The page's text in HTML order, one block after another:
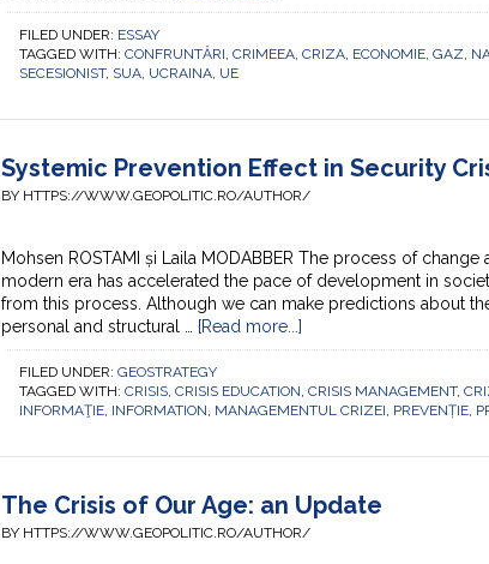
FILED UNDER: ESSAY
TAGGED WITH: CONFRUNTĂRI, CRIMEEA, CRIZA, ECONOMIE, GAZ,
SECESIONIST, SUA, UCRAINA, UE
Systemic Prevention Effect in Security
BY HTTPS://WWW.GEOPOLITIC.RO/AUTHOR/
Mohsen ROSTAMI și Laila MODABBER The process of
modern era has accelerated the pace of development in
from this process. Although we can make predictions about
personal and structural …
[Read more...]
FILED UNDER: GEOSTRATEGY
TAGGED WITH: CRISIS, CRISIS EDUCATION, CRISIS MANAGEMENT,
INFORMAŢIE, INFORMATION, MANAGEMENTUL CRIZEI, PREVENȚIE,
The Crisis of Our Age: an Update
BY HTTPS://WWW.GEOPOLITIC.RO/AUTHOR/